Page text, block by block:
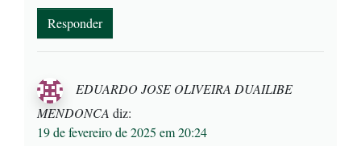
Responder
EDUARDO JOSE OLIVEIRA DUAILIBE
MENDONCA diz:
19 de fevereiro de 2025 em 20:24